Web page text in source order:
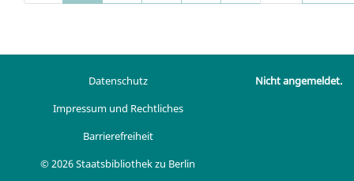
Datenschutz
Impressum und Rechtliches
Barrierefreiheit
© 2026 Staatsbibliothek zu Berlin
Nicht angemeldet.